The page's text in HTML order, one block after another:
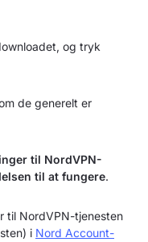
og tryk
de generelt er
til NordVPN-
til at fungere.
til NordVPN-tjenesten
i Nord Account-